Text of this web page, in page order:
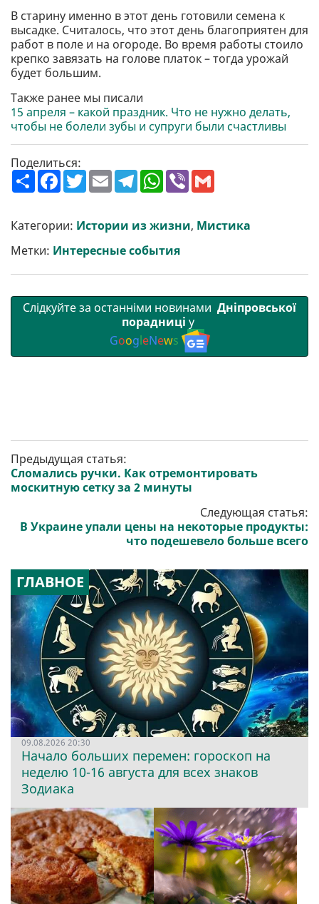
В старину именно в этот день готовили семена к
высадке. Считалось, что этот день благоприятен для
работ в поле и на огороде. Во время работы стоило
крепко завязать на голове платок – тогда урожай
будет большим.
Также ранее мы писали
15 апреля – какой праздник. Что не нужно делать,
чтобы не болели зубы и супруги были счастливы
Поделиться:
П
о
р
и
т
и
F
a
b
o
o
k
T
w
t
e
r
E
m
l
T
e
g
r
a
m
W
h
s
A
p
p
V
r l
Категории: Истории из жизни, Мистика
Метки: Интересные события
Слідкуйте за останніми новинами Дніпровської
порадниці у
GoogleNews
Предыдущая статья:
Сломались ручки. Как отремонтировать
москитную сетку за 2 минуты
Следующая статья:
В Украине упали цены на некоторые продукты:
что подешевело больше всего
ГЛАВНОЕ
09.08.2026 20:30
Начало больших перемен: гороскоп на
неделю 10-16 августа для всех знаков
Зодиака